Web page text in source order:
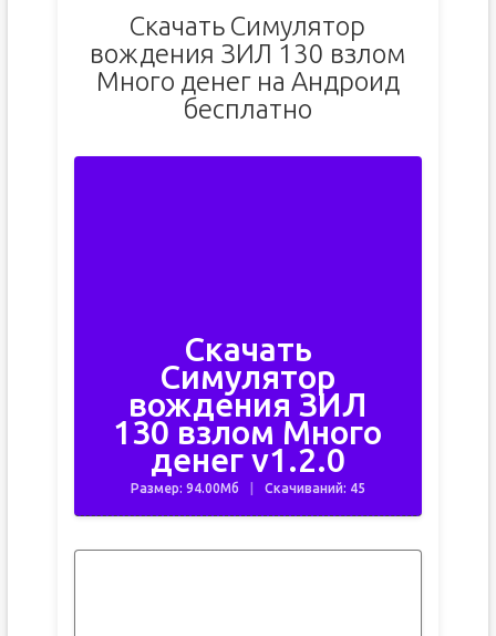
Скачать Симулятор
вождения ЗИЛ 130 взлом
Много денег на Андроид
бесплатно
Скачать
Симулятор
вождения ЗИЛ
130 взлом Много
денег v1.2.0
Размер: 94.00Мб Скачиваний: 45